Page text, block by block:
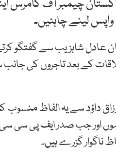
چیمبر آف کامرس
واپس لینے چاہئیں۔
عادل شاہزیب سے گفتگو
کے بعد تاجروں کی
داؤد سے یہ الفاظ
اور جب صدر ایف پی سی
ناگوار گزرے ہیں۔